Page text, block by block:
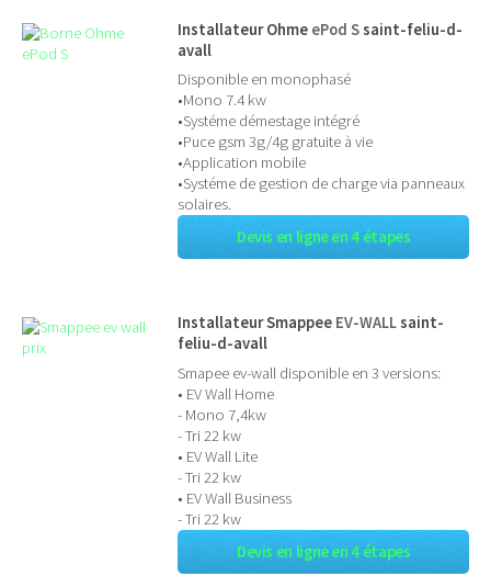
Installateur Ohme ePod Ssaint-feliu-d-
avall
Disponible en monophasé
•Mono 7.4 kw
•Systéme démestage intégré
•Puce gsm 3g/4g gratuite à vie
•Application mobile
•Systéme de gestion de charge via panneaux
solaires.
Devis en ligne en 4 étapes
Installateur Smappee EV-WALLsaint-
feliu-d-avall
Smapee ev-wall disponible en 3 versions:
• EV Wall Home
- Mono 7,4kw
- Tri 22 kw
• EV Wall Lite
- Tri 22 kw
• EV Wall Business
- Tri 22 kw
Devis en ligne en 4 étapes